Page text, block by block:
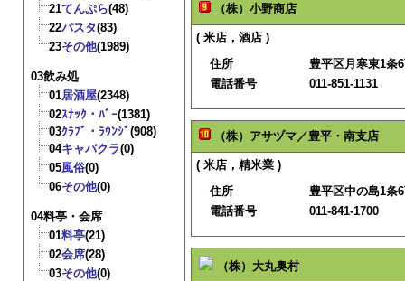
21てんぷら(48)
22パスタ(83)
23その他(1989)
03飲み処
01居酒屋(2348)
02ｽﾅｯｸ・ﾊﾞｰ(1381)
03ｸﾗﾌﾞ・ﾗｳﾝｼﾞ(908)
04キャバクラ(0)
05風俗(0)
06その他(0)
04料亭・会席
01料亭(21)
02会席(28)
03その他(0)
（株）小野商店
( 米店，酒店 )
住所
豊平区月寒東1条
電話番号
011-851-1131
（株）アサヅマ／豊平・南支店
( 米店，精米業 )
住所
豊平区中の島1条
電話番号
011-841-1700
（株）大丸奥村